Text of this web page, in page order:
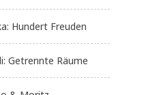
Hundert Freuden
Getrennte Räume